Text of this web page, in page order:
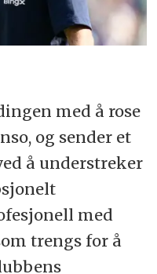
med å rose
og sender et
å understreker
med
trengs for å